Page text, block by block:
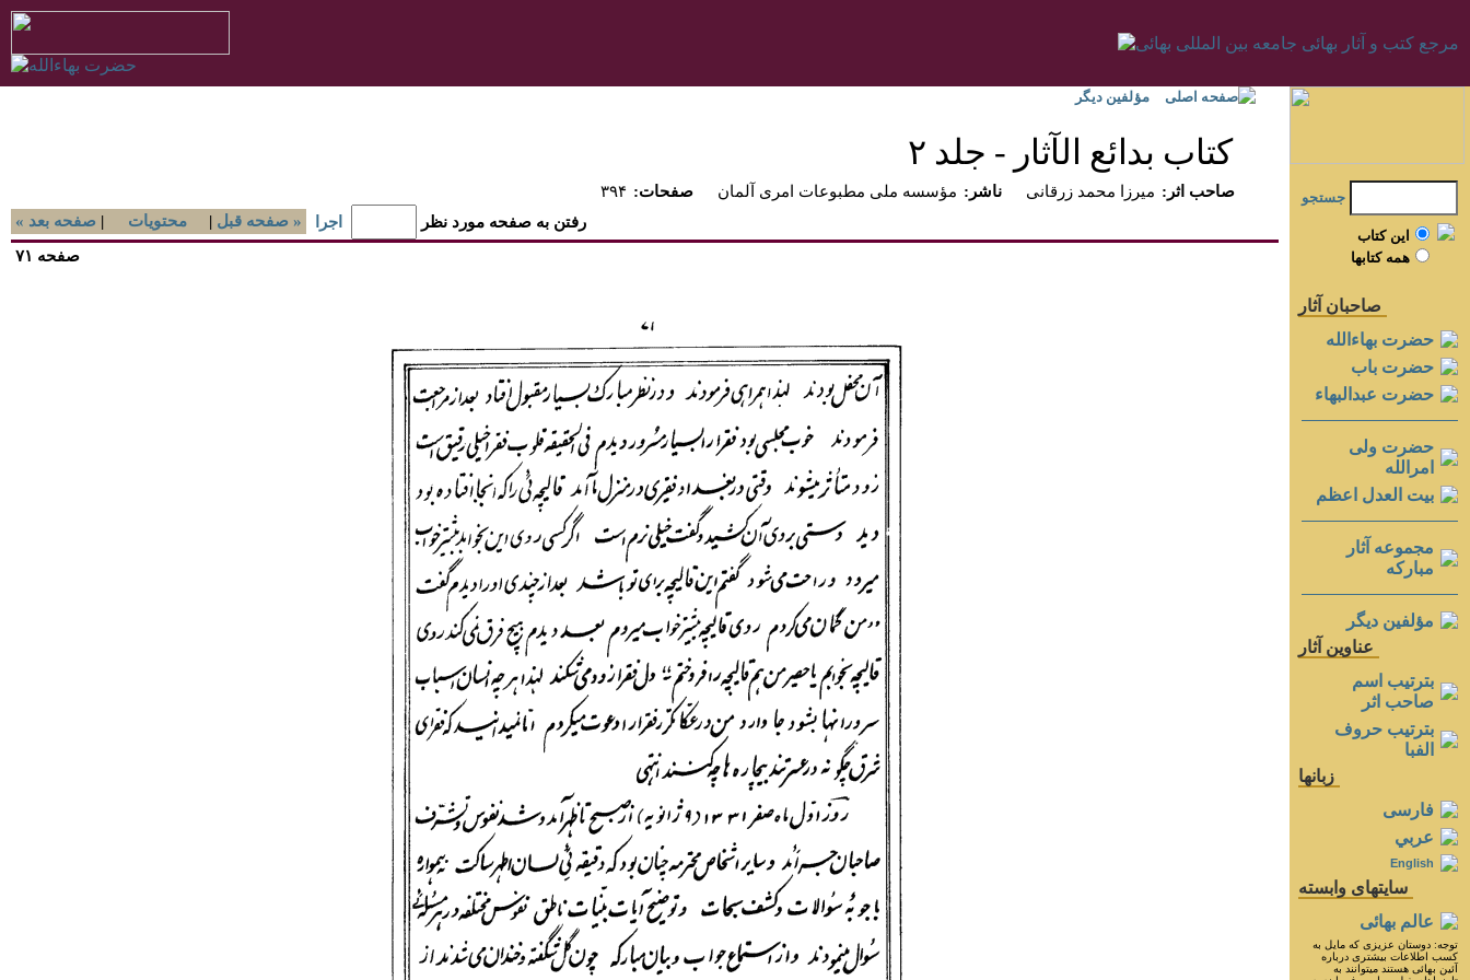
صفحه اصلی مؤلفين ديگر
كتاب بدائع الآثار - جلد ٢‏
۳۹۴ :صفحات مؤسسه ملى مطبوعات امرى آلمان :ناشر ميرزا محمد زرقانى
:صاحب اثر
« صفحه بعد | محتويات | صفحه قبل » رفتن به صفحه مورد نظر
اجرا
جستجو
اين کتاب
همه کتابها
صاحبان آثار
حضرت بهاءالله
حضرت باب
حضرت عبدالبهاء
حضرت ولی
امرالله
بيت العدل اعظم
مجموعه آثار
مباركه
مؤلفين ديگر
عناوين آثار
بترتيب اسم
صاحب اثر
بترتيب حروف
الفبا
زبانها
فارسی
عربي
English
سايتهای وابسته
عالم بهائی
توجه: دوستان عزيزى كه مايل به
كسب اطلاعات بيشترى درباره
آئين بهائى هستند ميتوانند به